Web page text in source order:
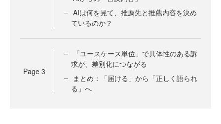
AIは何を見て、推薦先と推薦内容を決め
ているのか？
Page 3
「ユースケース単位」で具体性のある訴
求が、差別化につながる
まとめ：「届ける」から「正しく語られ
る」へ